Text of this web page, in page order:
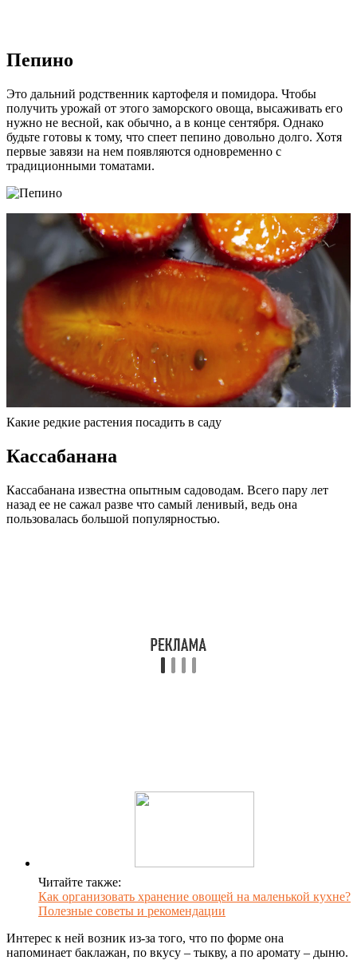
Пепино
Это дальний родственник картофеля и помидора. Чтобы
получить урожай от этого заморского овоща, высаживать его
нужно не весной, как обычно, а в конце сентября. Однако
будьте готовы к тому, что спеет пепино довольно долго. Хотя
первые завязи на нем появляются одновременно с
традиционными томатами.
Какие редкие растения посадить в саду
Кассабанана
Кассабанана известна опытным садоводам. Всего пару лет
назад ее не сажал разве что самый ленивый, ведь она
пользовалась большой популярностью.
Читайте также:
Как организовать хранение овощей на маленькой кухне?
Полезные советы и рекомендации
Интерес к ней возник из-за того, что по форме она
напоминает баклажан, по вкусу – тыкву, а по аромату – дыню.